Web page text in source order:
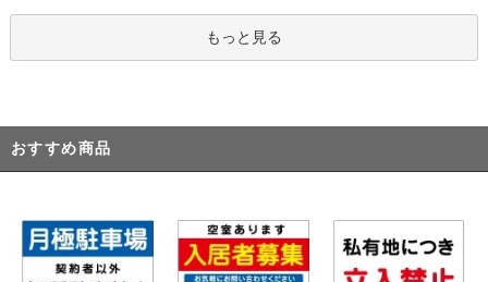
もっと見る
おすすめ商品